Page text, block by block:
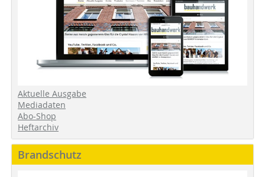
Aktuelle Ausgabe
Mediadaten
Abo-Shop
Heftarchiv
Brandschutz